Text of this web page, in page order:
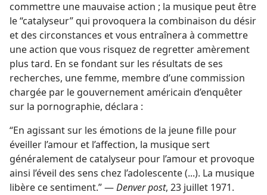
commettre une mauvaise action ; la musique peut être
le “catalyseur” qui provoquera la combinaison du désir
et des circonstances et vous entraînera à commettre
une action que vous risquez de regretter amèrement
plus tard. En se fondant sur les résultats de ses
recherches, une femme, membre d’une commission
chargée par le gouvernement américain d’enquêter
sur la pornographie, déclara :
“En agissant sur les émotions de la jeune fille pour
éveiller l’amour et l’affection, la musique sert
généralement de catalyseur pour l’amour et provoque
ainsi l’éveil des sens chez l’adolescente (...). La musique
libère ce sentiment.” —Denver post, 23 juillet 1971.